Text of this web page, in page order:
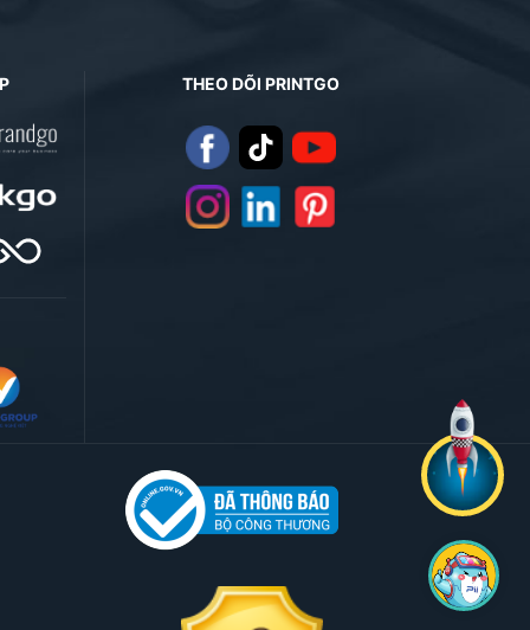
THEO DÕI PRINTGO